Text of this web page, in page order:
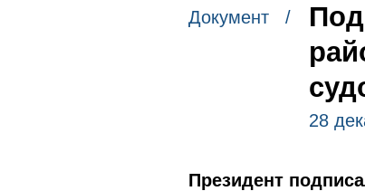
Документ /
28
Президент